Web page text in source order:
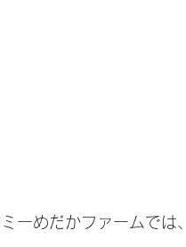
ーめだかファームでは、